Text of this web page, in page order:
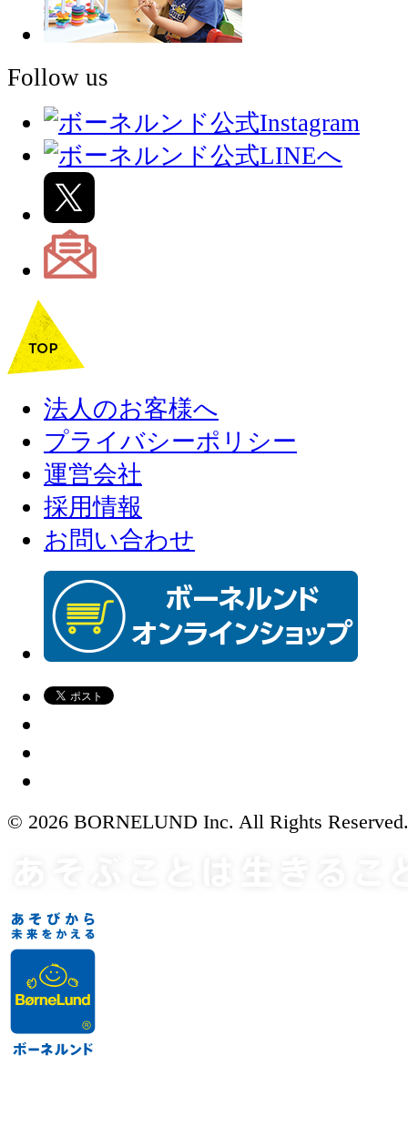
Follow us
法人のお客様へ
プライバシーポリシー
運営会社
採用情報
お問い合わせ
© 2026 BORNELUND Inc. All Rights Reserved.